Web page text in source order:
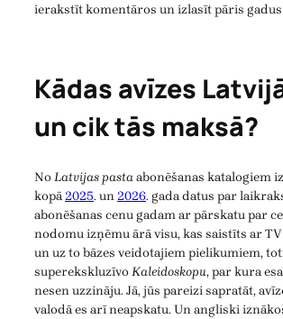
ierakstīt komentāros un izlasīt pāris gadus
Kādas avīzes
un cik tās maksā?
NoLatvijas pastaabonēšanas katalogiem
kopā2025. un2026. gada datus par
abonēšanas cenu gadam ar pārskatu par
nodomu izņēmu ārā visu, kas saistīts ar
un uz to bāzes veidotajiem pielikumiem,
superekskluzīvoKaleidoskopu, par kura
nesen uzzināju. Jā, jūs pareizi sapratāt,
valodā es arī neapskatu. Un angliski